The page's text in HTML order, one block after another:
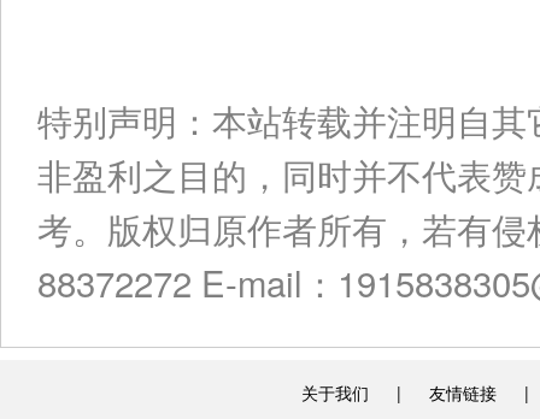
特别声明：本站转载并注明自
非盈利之目的，同时并不代表
考。版权归原作者所有，若有
88372272 E-mail：
关于我们 | 友情链接 |